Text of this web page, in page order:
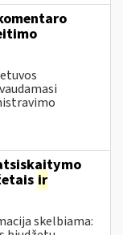
ir
skelbiama: